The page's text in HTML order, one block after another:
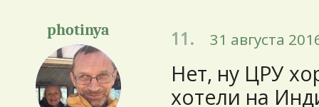
photinya 11. 31 августа
Нет, ну ЦРУ
хотели на